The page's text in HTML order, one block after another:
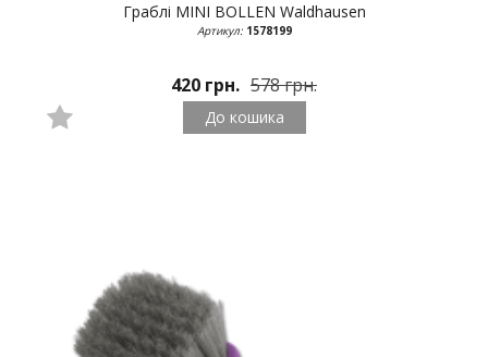
Граблі MINI BOLLEN Waldhausen
Артикул:1578199
420 грн. 578 грн.
До кошика